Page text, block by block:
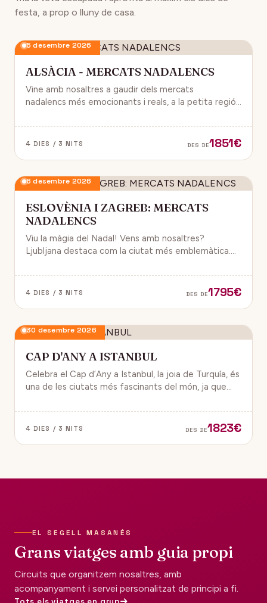
festa, a prop o lluny de casa.
5 desembre 2026
ALSÀCIA - MERCATS NADALENCS
Vine amb nosaltres a gaudir dels mercats
nadalencs més emocionants i reals, a la petita regió
4 DIES / 3 NITS DES DE1851€
6 desembre 2026
ESLOVÈNIA I ZAGREB: MERCATS
NADALENCS
Viu la màgia del Nadal! Vens amb nosaltres?
Ljubljana destaca com la ciutat més emblemàtica.
destinacions nadalenques d’Europa.
4 DIES / 3 NITS DES DE1795€
30 desembre 2026
CAP D'ANY A ISTANBUL
Celebra el Cap d’Any a Istanbul, la joia de Turquía, és
una de les ciutats més fascinants del món, ja que
gaudir d’un ambient de festa i alegría.
4 DIES / 3 NITS DES DE1823€
EL SEGELL MASANÉS
Grans viatges amb guia propi
Circuits que organitzem nosaltres, amb
acompanyament i servei personalitzat de principi a fi.